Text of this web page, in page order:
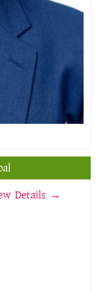
Details →